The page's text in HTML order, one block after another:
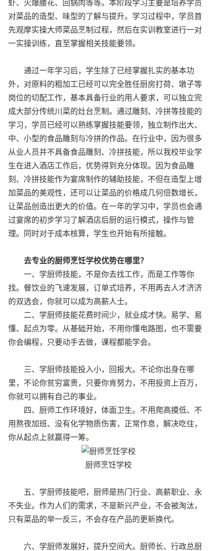
虾、火爆腰花、回锅肉等等。本阶段学习主要是培养学员
对菜品的造型、味型的了解与提升。学习过程中，学员首
先观摩实操大师菜品烹制过程，然后在实训教室进行一对
一实操训练，直至掌握相关技能要领。
通过一年学习后，学生除了已经掌握扎实的基本功
外，对原料的粗加工已经可以完全胜任厨房打荷、墩子等
岗位的切配工作，基本具备行业的用人要求，可以独立完
成大部分传统川菜的灶台烹制。通过雕刻、冷拼等技能的
学习，学员已经可以熟练掌握技能要领，独立制作出大、
中、小型的食品雕刻与冷拼的作品。在行业中，因为很多
从业人员并不具备食品雕刻、冷拼技能，所以我校毕业学
生在进入酒店工作后，优势得到充分体现。因为食品雕
刻、冷拼技能作为宴席制作的辅助技能，不但在造型上增
加菜品的美观性，还可以让菜品的价格成几何倍数增长，
让菜品创造出更大的价值。在一年的学习中，学员也会通
过宴席的初步学习了解酒店后厨的运行模式，操作与管
理。同时对于成本核算，学生也开始有所接触。
去专业的厨师烹饪学校优势在哪里？
一、学厨师技能，不是你去找工作，而是工作等你
找。餐饮业的飞速发展，订单式培养，不用再去人才济济
的双选会，你就可以成为高薪人士。
二、学厨师技能花费时间少，就业成才快。易学、易
懂、起点为零。从基础开始，不用你懂电路图，也不需要
你会编程，只要动手去做，课程都能学会。
三、学厨师技能投入小，回报大。不论你出身在哪
里，不论你贫穷富贵，只要你肯努力，不用投资上百万，
你就可以拥有自己的事业。
四、厨师工作环境好，体面卫生。不用爬高摸低、不
用熬夜加班、没有化学物质伤害，正常作息，解决吃住，
你从起点上就赢得一筹。
厨师烹饪学校
五、学厨师技能吧，厨师是热门行业、高薪职业、永
不失业。作为人们的需求，不是新兴产业，不会被淘汰，
只有菜品的举一反三，不会存在产品的更新换代。
六、学厨师发展好，提升空间大。厨师长、行政总厨